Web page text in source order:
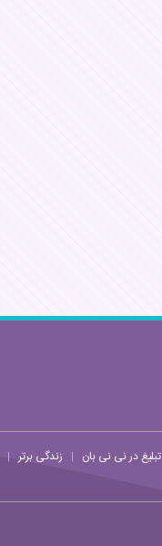
تبلیغ در نی نی بان | زندگی برتر |